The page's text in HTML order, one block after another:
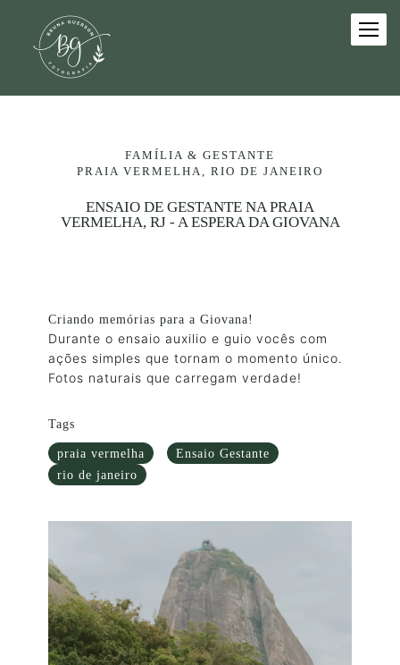
FAMÍLIA & GESTANTE
PRAIA VERMELHA, RIO DE JANEIRO
ENSAIO DE GESTANTE NA PRAIA
VERMELHA, RJ - A ESPERA DA GIOVANA
Criando memórias para a Giovana!
Durante o ensaio auxilio e guio vocês com
ações simples que tornam o momento único.
Fotos naturais que carregam verdade!
Tags
praia vermelha
Ensaio Gestante
rio de janeiro